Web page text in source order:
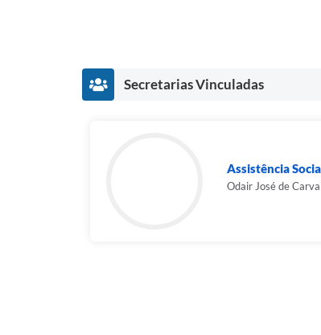
Secretarias Vinculadas
Assistência
Odair José de